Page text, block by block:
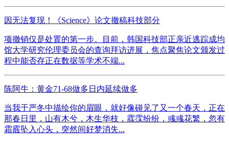
因无法复现！《Science》论文撤稿科技部分
项撤销仅是处置的第一步。目前，韩国科技部正亲近逃踪成均
馆大学研究伦理委员会的查询拜访进展，焦点聚焦论文颁发过
程中能否存正在数据等学术不端...
陈阿牛：黄金71-68做多日内延续做多
当我于严冬中描绘你的眉眼，就好像碰见了又一个春天，正在
那春日里，山有木兮，木生华枝，霡霂纷纷，彧彧花繁，忽有
霜霰坠入心头，突然间好梦消失...